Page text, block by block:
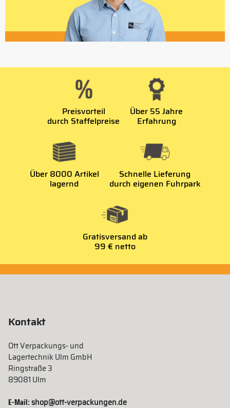
Preisvorteil
durch Staffelpreise
Über 55 Jahre
Erfahrung
Über 8000 Artikel
lagernd
Schnelle Lieferung
durch eigenen Fuhrpark
Gratisversand ab
99 € netto
Kontakt
Ott Verpackungs- und
Lagertechnik Ulm GmbH
Ringstraße 3
89081 Ulm
E-Mail:shop@ott-verpackungen.de